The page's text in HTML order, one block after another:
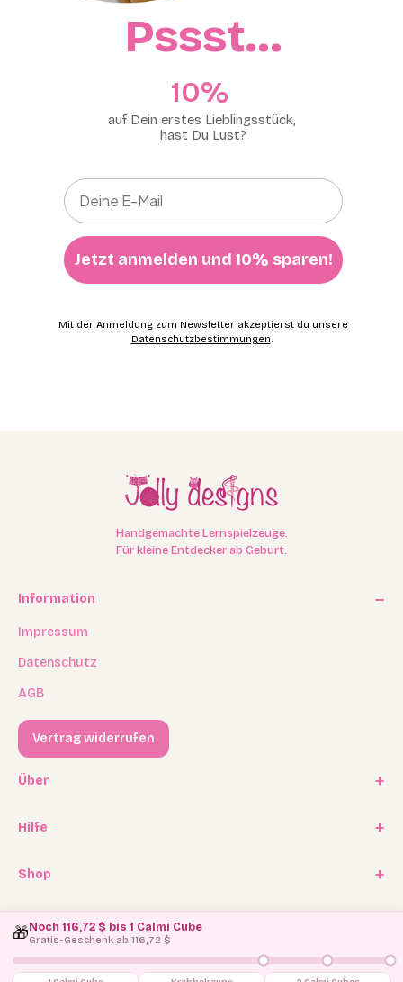
🎁Noch 116,72 $ bis 1 Calmi Cube
Gratis-Geschenk ab 116,72 $
Pssst…
10%​
auf Dein erstes Lieblingsstück,
hast Du Lust?
Jetzt anmelden und 10% sparen!
Mit der Anmeldung zum Newsletter akzeptierst du unsere
Datenschutzbestimmungen.
Handgemachte Lernspielzeuge.
Für kleine Entdecker ab Geburt.
Information
Impressum
Datenschutz
AGB
Vertrag widerrufen
Über
Experten Program
Blog
Hilfe
Rückgabe
Shop
Ersatzteilservice